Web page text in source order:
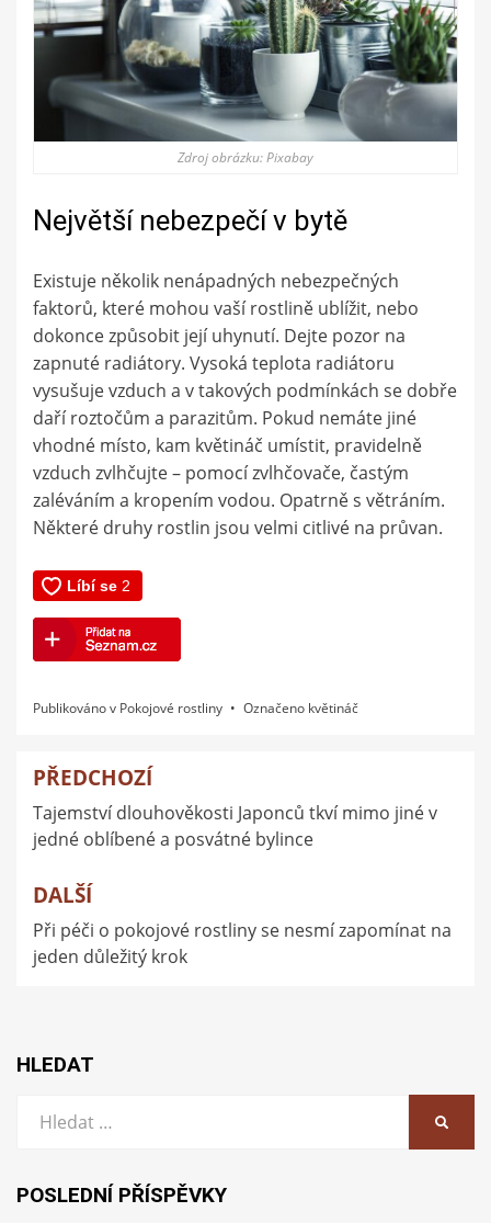
Zdroj obrázku: Pixabay
Největší nebezpečí v bytě
Existuje několik nenápadných nebezpečných
faktorů, které mohou vaší rostlině ublížit, nebo
dokonce způsobit její uhynutí. Dejte pozor na
zapnuté radiátory. Vysoká teplota radiátoru
vysušuje vzduch a v takových podmínkách se dobře
daří roztočům a parazitům. Pokud nemáte jiné
vhodné místo, kam květináč umístit, pravidelně
vzduch zvlhčujte – pomocí zvlhčovače, častým
zaléváním a kropením vodou. Opatrně s větráním.
Některé druhy rostlin jsou velmi citlivé na průvan.
Publikováno v Pokojové rostliny Označeno květináč
Navigace
pro
příspěvek
PŘEDCHOZÍ
Tajemství dlouhověkosti Japonců tkví mimo jiné v
jedné oblíbené a posvátné bylince
DALŠÍ
Při péči o pokojové rostliny se nesmí zapomínat na
jeden důležitý krok
HLEDAT
POSLEDNÍ PŘÍSPĚVKY